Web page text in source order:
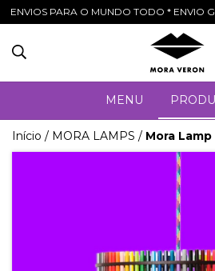
ENVIOS PARA O MUNDO TODO * ENVIO
MENU
Início / MORA LAMPS / Mora